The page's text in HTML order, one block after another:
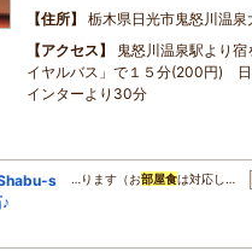
住所
栃木県日光市鬼怒川温
アクセス
鬼怒川温泉駅より
イヤルバス」で１５分(200円)
インターより30分
s
…ります（お部屋食は対応し…